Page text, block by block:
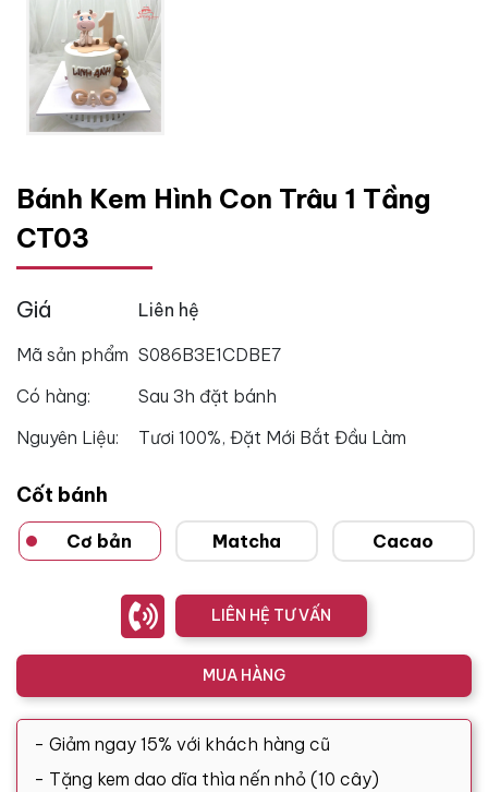
Bánh Kem Hình Con Trâu 1 Tầng
CT03
Giá Liên hệ
Mã sản phẩm S086B3E1CDBE7
Có hàng:
Sau 3h đặt bánh
Nguyên Liệu:
Tươi 100%, Đặt Mới Bắt Đầu Làm
Cốt bánh
Cơ bản Matcha Cacao
LIÊN HỆ TƯ VẤN
MUA HÀNG
- Giảm ngay 15% với khách hàng cũ
- Tặng kem dao dĩa thìa nến nhỏ (10 cây)